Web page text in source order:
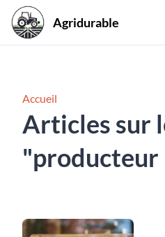
Agridurable
Accueil
Articles sur
"producteur